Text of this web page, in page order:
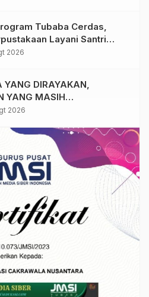
Tubaba Cerdas,
Layani Santri
Hidayah Al Anshori
2026
YANG DIRAYAKAN,
YANG MASIH
2026